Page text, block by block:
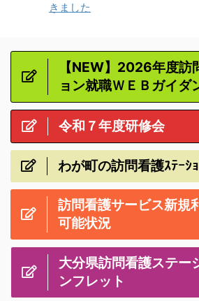
きました
【NEW】2026年度訪
ョン就職ＷＥＢガイダ
令和７年度研修会
わが町の訪問看護ｽﾃｰｼ
訪問看護サービス新規
可能状況
大分県訪問看護ステー
ンフレット